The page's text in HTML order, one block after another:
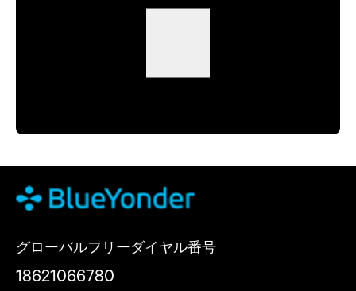
グローバルフリーダイヤル番号
18621066780